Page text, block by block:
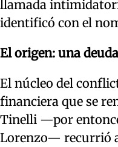
llamada
identificó con el
El origen: una
El núcleo del
financiera que se
Tinelli —por
Lorenzo— recurrió